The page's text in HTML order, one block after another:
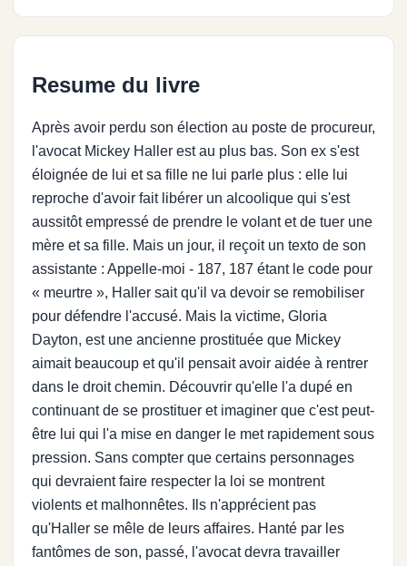
Resume du livre
Après avoir perdu son élection au poste de procureur,
l'avocat Mickey Haller est au plus bas. Son ex s'est
éloignée de lui et sa fille ne lui parle plus : elle lui
reproche d'avoir fait libérer un alcoolique qui s'est
aussitôt empressé de prendre le volant et de tuer une
mère et sa fille. Mais un jour, il reçoit un texto de son
assistante : Appelle-moi - 187, 187 étant le code pour
« meurtre », Haller sait qu'il va devoir se remobiliser
pour défendre l'accusé. Mais la victime, Gloria
Dayton, est une ancienne prostituée que Mickey
aimait beaucoup et qu'il pensait avoir aidée à rentrer
dans le droit chemin. Découvrir qu'elle l'a dupé en
continuant de se prostituer et imaginer que c'est peut-
être lui qui l'a mise en danger le met rapidement sous
pression. Sans compter que certains personnages
qui devraient faire respecter la loi se montrent
violents et malhonnêtes. Ils n'apprécient pas
qu'Haller se mêle de leurs affaires. Hanté par les
fantômes de son, passé, l'avocat devra travailler